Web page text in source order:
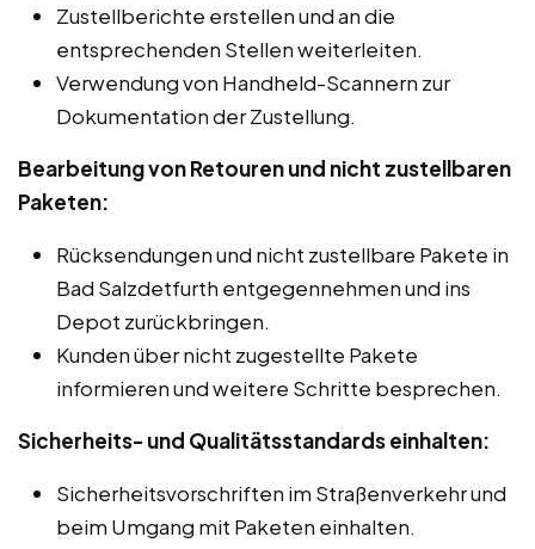
Zustellberichte erstellen und an die
entsprechenden Stellen weiterleiten.
Verwendung von Handheld-Scannern zur
Dokumentation der Zustellung.
Bearbeitung von Retouren und nicht zustellbaren
Paketen:
Rücksendungen und nicht zustellbare Pakete in
Bad Salzdetfurth entgegennehmen und ins
Depot zurückbringen.
Kunden über nicht zugestellte Pakete
informieren und weitere Schritte besprechen.
Sicherheits- und Qualitätsstandards einhalten:
Sicherheitsvorschriften im Straßenverkehr und
beim Umgang mit Paketen einhalten.